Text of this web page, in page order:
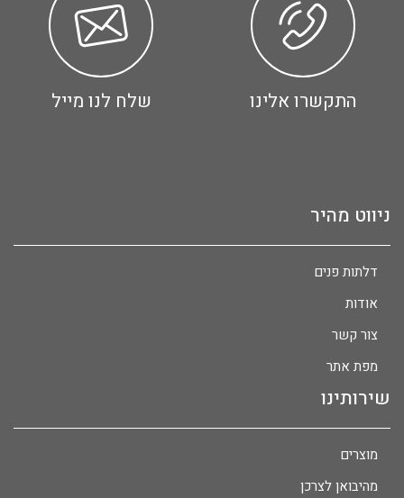
התקשרו אלינו שלח לנו מייל
ניווט מהיר
דלתות פנים
אודות
צור קשר
מפת אתר
שירותינו
מוצרים
מהיבואן לצרכן